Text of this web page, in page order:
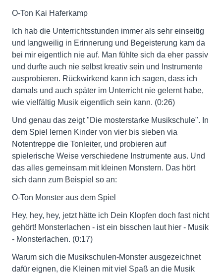
O-Ton Kai Haferkamp
Ich hab die Unterrichtsstunden immer als sehr einseitig
und langweilig in Erinnerung und Begeisterung kam da
bei mir eigentlich nie auf. Man fühlte sich da eher passiv
und durfte auch nie selbst kreativ sein und Instrumente
ausprobieren. Rückwirkend kann ich sagen, dass ich
damals und auch später im Unterricht nie gelernt habe,
wie vielfältig Musik eigentlich sein kann. (0:26)
Und genau das zeigt "Die mosterstarke Musikschule". In
dem Spiel lernen Kinder von vier bis sieben via
Notentreppe die Tonleiter, und probieren auf
spielerische Weise verschiedene Instrumente aus. Und
das alles gemeinsam mit kleinen Monstern. Das hört
sich dann zum Beispiel so an:
O-Ton Monster aus dem Spiel
Hey, hey, hey, jetzt hätte ich Dein Klopfen doch fast nicht
gehört! Monsterlachen - ist ein bisschen laut hier - Musik
- Monsterlachen. (0:17)
Warum sich die Musikschulen-Monster ausgezeichnet
dafür eignen, die Kleinen mit viel Spaß an die Musik